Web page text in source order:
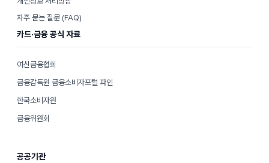
자주 묻는 질문 (FAQ)
카드·금융 공식 자료
여신금융협회
금융감독원 금융소비자포털 파인
한국소비자원
금융위원회
공공기관